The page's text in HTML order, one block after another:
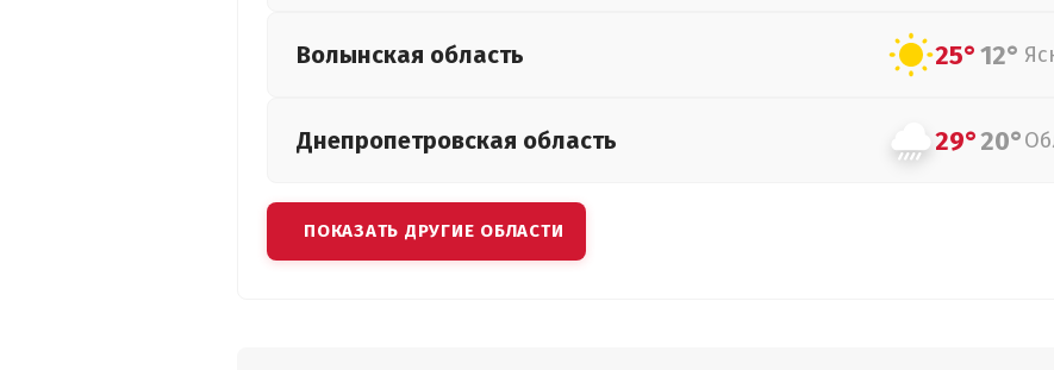
Волынская область 25°12°
Днепропетровская область 29°20°
ПОКАЗАТЬ ДРУГИЕ ОБЛАСТИ